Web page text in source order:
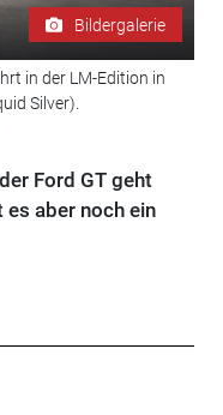
Bildergalerie
in der LM-Edition in
Silver).
Ford GT geht
es aber noch ein